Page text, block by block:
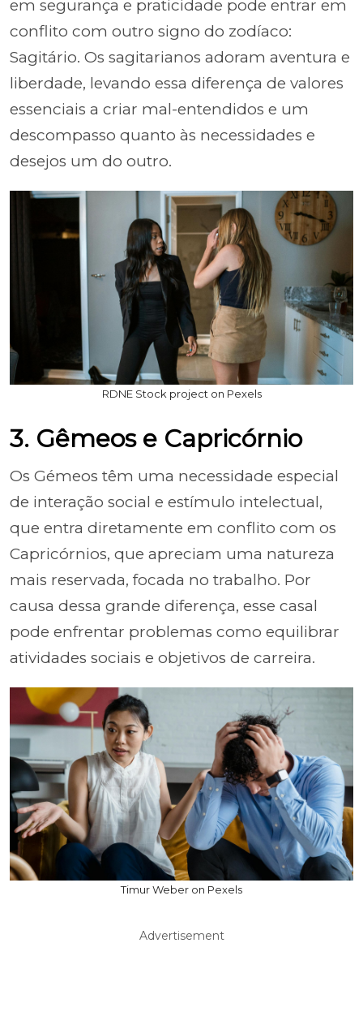
em segurança e praticidade pode entrar em
conflito com outro signo do zodíaco:
Sagitário. Os sagitarianos adoram aventura e
liberdade, levando essa diferença de valores
essenciais a criar mal-entendidos e um
descompasso quanto às necessidades e
desejos um do outro.
RDNE Stock project on Pexels
3. Gêmeos e Capricórnio
Os Gémeos têm uma necessidade especial
de interação social e estímulo intelectual,
que entra diretamente em conflito com os
Capricórnios, que apreciam uma natureza
mais reservada, focada no trabalho. Por
causa dessa grande diferença, esse casal
pode enfrentar problemas como equilibrar
atividades sociais e objetivos de carreira.
Timur Weber on Pexels
Advertisement